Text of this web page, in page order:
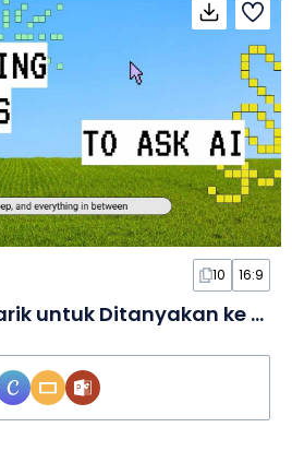
10 16:9
Pertanyaan Menarik untuk Ditanyakan ke AI dalam Slide